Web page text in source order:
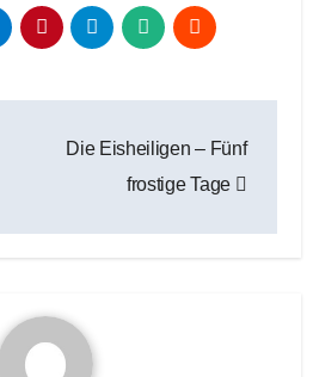
Die Eisheiligen – Fünf
frostige Tage